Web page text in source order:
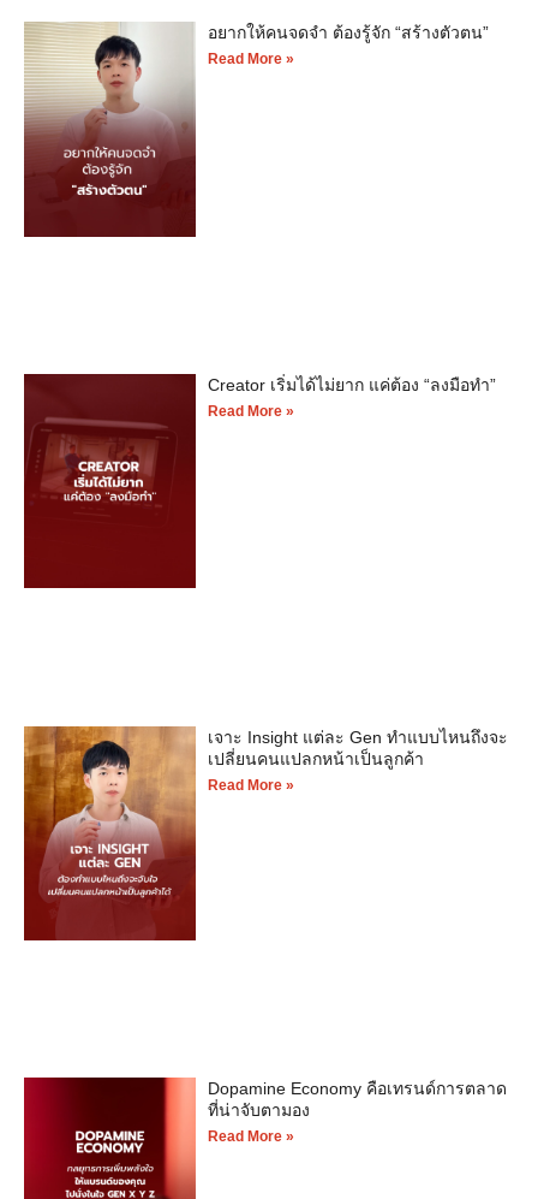
อยากให้คนจดจำ ต้องรู้จัก “สร้างตัวตน”
Read More »
Creator เริ่มได้ไม่ยาก แค่ต้อง “ลงมือทำ”
Read More »
เจาะ Insight แต่ละ Gen ทำแบบไหนถึงจะ
เปลี่ยนคนแปลกหน้าเป็นลูกค้า
Read More »
Dopamine Economy คือเทรนด์การตลาด
ที่น่าจับตามอง
Read More »